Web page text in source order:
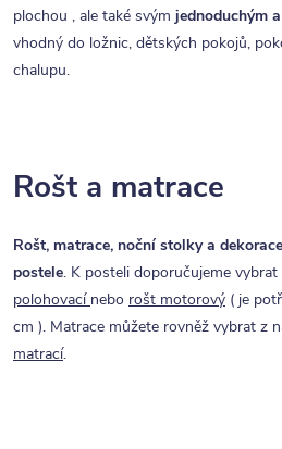
plochou , ale také svým jednoduchým
vhodný do ložnic, dětských pokojů,
chalupu.
Rošt a matrace
Rošt, matrace, noční stolky a
postele. K posteli doporučujeme vybrat
polohovací nebo rošt motorový ( je
cm ). Matrace můžete rovněž vybrat z
matrací.